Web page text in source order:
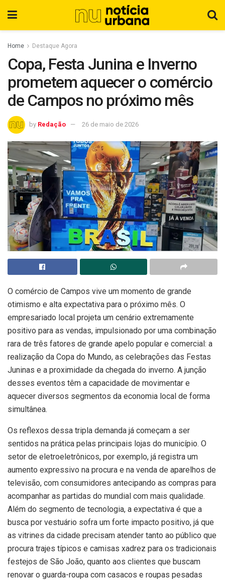
Home Destaque Agora
Copa, Festa Junina e Inverno
prometem aquecer o comércio
de Campos no próximo mês
by Redação 26 de maio de 2026
O comércio de Campos vive um momento de grande
otimismo e alta expectativa para o próximo mês. O
empresariado local projeta um cenário extremamente
positivo para as vendas, impulsionado por uma combinação
rara de três fatores de grande apelo popular e comercial: a
realização da Copa do Mundo, as celebrações das Festas
Juninas e a proximidade da chegada do inverno. A junção
desses eventos têm a capacidade de movimentar e
aquecer diversos segmentos da economia local de forma
simultânea.
Os reflexos dessa tripla demanda já começam a ser
sentidos na prática pelas principais lojas do município. O
setor de eletroeletrônicos, por exemplo, já registra um
aumento expressivo na procura e na venda de aparelhos de
televisão, com consumidores antecipando as compras para
acompanhar as partidas do mundial com mais qualidade.
Além do segmento de tecnologia, a expectativa é que a
busca por vestuário sofra um forte impacto positivo, já que
as vitrines da cidade precisam atender tanto ao público que
procura trajes típicos e camisas xadrez para os tradicionais
festejos de São João, quanto aos clientes que buscam
renovar o guarda-roupa com casacos e roupas pesadas